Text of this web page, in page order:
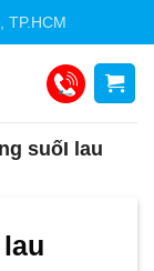
TP.HCM
suốI lau